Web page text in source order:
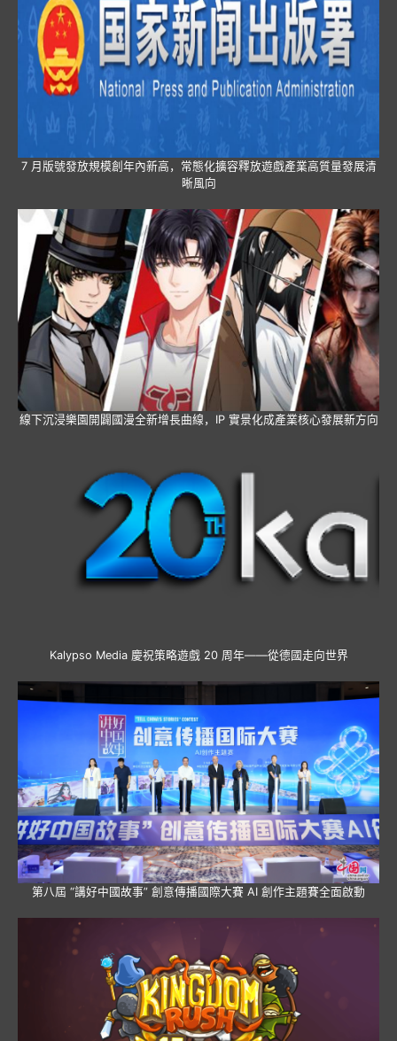
7 月版號發放規模創年內新高，常態化擴容釋放遊戲產業高質量發展清
晰風向
線下沉浸樂園開闢國漫全新增長曲線，IP 實景化成產業核心發展新方向
Kalypso Media 慶祝策略遊戲 20 周年——從德國走向世界
第八屆 “講好中國故事” 創意傳播國際大賽 AI 創作主題賽全面啟動